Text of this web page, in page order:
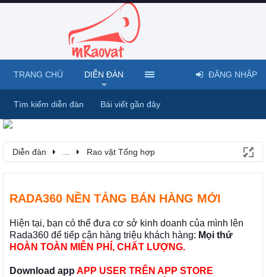
Diễn đàn Rao vặt Tổng hợp
RADA360 NỀN TẢNG BÁN HÀNG MỚI
Hiện tại, bạn có thể đưa cơ sở kinh doanh của mình lên
Rada360 để tiếp cận hàng triệu khách hàng: Mọi thứ
HOÀN TOÀN MIỄN PHÍ, CHẤT LƯỢNG.
Download app APP USER TRÊN APP STORE
TRANG CHỦ DIỄN ĐÀN
Tìm kiếm diễn đàn Bài viết gần đây
ĐĂNG NHẬP